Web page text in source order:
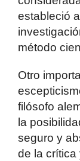
estableció
método
Otro
filósofo
la
seguro y
de la crítica